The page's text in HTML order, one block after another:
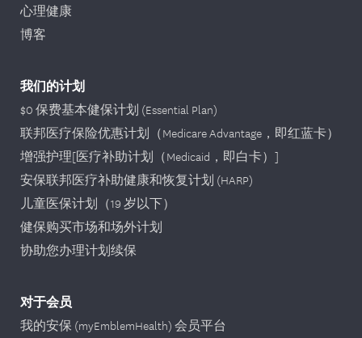
心理健康
博客
我们的计划
$0 保费基本健保计划 (Essential Plan)
联邦医疗保险优惠计划（Medicare Advantage，即红蓝卡）
增强护理[医疗补助计划（Medicaid，即白卡）]
安保联邦医疗补助健康和恢复计划 (HARP)
儿童医保计划（19 岁以下）
健保购买市场和场外计划
协助您办理计划续保
对于会员
我的安保 (myEmblemHealth) 会员平台